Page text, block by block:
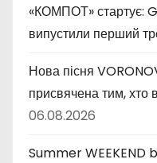
и
«КОМПОТ» стартує:
випустили перший
Нова пісня
присвячена тим, хто
06.08.2026
Summer WEEKEND